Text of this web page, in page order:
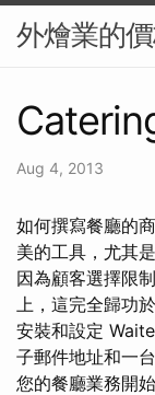
外燴業的
Aug 4, 2013
如何撰寫餐廳的
美的工具，尤其
因為顧客選擇限
上，這完全歸功
安裝和設定
子郵件地址和一
您的餐廳業務開